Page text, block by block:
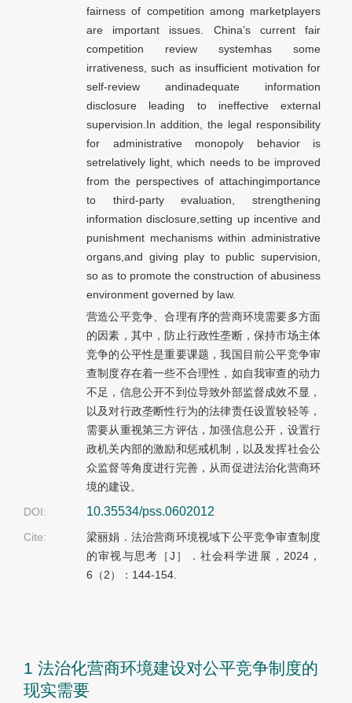
fairness of competition among marketplayers
are important issues. China’s current fair
competition review systemhas some
irrativeness, such as insufficient motivation for
self-review andinadequate information
disclosure leading to ineffective external
supervision.In addition, the legal responsibility
for administrative monopoly behavior is
setrelatively light, which needs to be improved
from the perspectives of attachingimportance
to third-party evaluation, strengthening
information disclosure,setting up incentive and
punishment mechanisms within administrative
organs,and giving play to public supervision,
so as to promote the construction of abusiness
environment governed by law.
营造公平竞争、合理有序的营商环境需要多方面
的因素，其中，防止行政性垄断，保持市场主体
竞争的公平性是重要课题，我国目前公平竞争审
查制度存在着一些不合理性，如自我审查的动力
不足，信息公开不到位导致外部监督成效不显，
以及对行政垄断性行为的法律责任设置较轻等，
需要从重视第三方评估，加强信息公开，设置行
政机关内部的激励和惩戒机制，以及发挥社会公
众监督等角度进行完善，从而促进法治化营商环
境的建设。
DOI:
10.35534/pss.0602012
Cite:
梁丽娟．法治营商环境视域下公平竞争审查制度
的审视与思考［J］．社会科学进展，2024，
6（2）：144-154.
1 法治化营商环境建设对公平竞争制度的
现实需要